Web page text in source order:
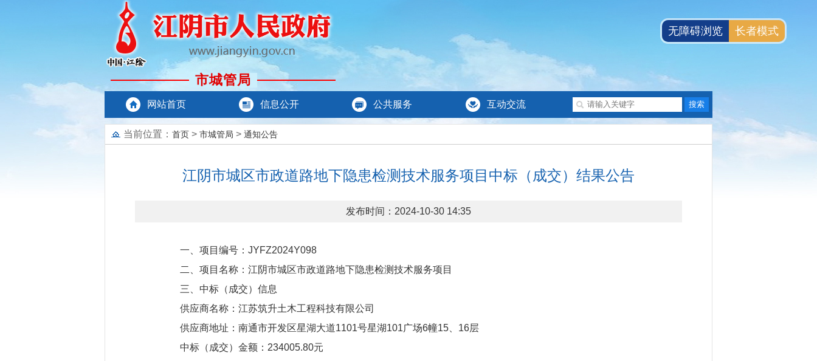
市城管局
网站首页 信息公开 公共服务 互动交流
当前位置： 首页 > 市城管局 > 通知公告
江阴市城区市政道路地下隐患检测技术服务项目中标（成交）结果公告
发布时间：2024-10-30 14:35
一、项目编号：JYFZ2024Y098
二、项目名称：江阴市城区市政道路地下隐患检测技术服务项目
三、中标（成交）信息
供应商名称：江苏筑升土木工程科技有限公司
供应商地址：南通市开发区星湖大道1101号星湖101广场6幢15、16层
中标（成交）金额：234005.80元
无障碍浏览 长者模式